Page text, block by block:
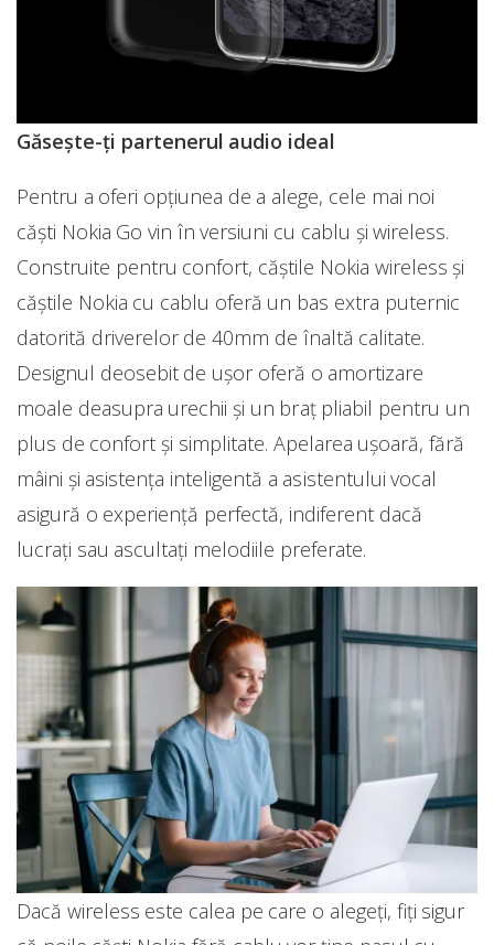
Găsește-ți partenerul audio ideal
Pentru a oferi opțiunea de a alege, cele mai noi
căști Nokia Go vin în versiuni cu cablu și wireless.
Construite pentru confort, căștile Nokia wireless și
căștile Nokia cu cablu oferă un bas extra puternic
datorită driverelor de 40mm de înaltă calitate.
Designul deosebit de ușor oferă o amortizare
moale deasupra urechii și un braț pliabil pentru un
plus de confort și simplitate. Apelarea ușoară, fără
mâini și asistența inteligentă a asistentului vocal
asigură o experiență perfectă, indiferent dacă
lucrați sau ascultați melodiile preferate.
Dacă wireless este calea pe care o alegeți, fiți sigur